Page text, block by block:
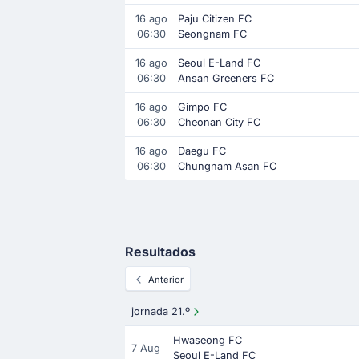
16 ago
06:30
Paju Citizen FC
Seongnam FC
16 ago
06:30
Seoul E-Land FC
Ansan Greeners FC
16 ago
06:30
Gimpo FC
Cheonan City FC
16 ago
06:30
Daegu FC
Chungnam Asan FC
Resultados
Anterior
jornada 21.º
7 Aug
Hwaseong FC
Seoul E-Land FC